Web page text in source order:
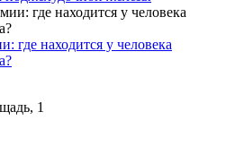
где находится у человека
1